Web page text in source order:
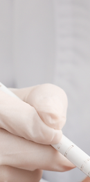
conseillons
l’aide de
plus
maquillage
une science
en fonctions
ainsi que